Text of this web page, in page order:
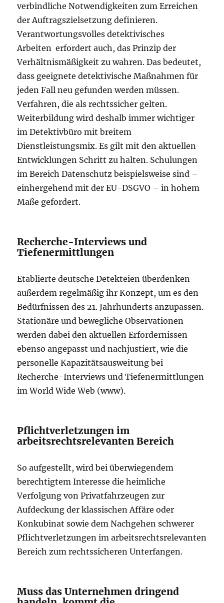
verbindliche Notwendigkeiten zum Erreichen
der Auftragszielsetzung definieren.
Verantwortungsvolles detektivisches
Arbeiten erfordert auch, das Prinzip der
Verhältnismäßigkeit zu wahren. Das bedeutet,
dass geeignete detektivische Maßnahmen für
jeden Fall neu gefunden werden müssen.
Verfahren, die als rechtssicher gelten.
Weiterbildung wird deshalb immer wichtiger
im Detektivbüro mit breitem
Dienstleistungsmix. Es gilt mit den aktuellen
Entwicklungen Schritt zu halten. Schulungen
im Bereich Datenschutz beispielsweise sind –
einhergehend mit der EU-DSGVO – in hohem
Maße gefordert.
Recherche-Interviews und
Tiefenermittlungen
Etablierte deutsche Detekteien überdenken
außerdem regelmäßig ihr Konzept, um es den
Bedürfnissen des 21. Jahrhunderts anzupassen.
Stationäre und bewegliche Observationen
werden dabei den aktuellen Erfordernissen
ebenso angepasst und nachjustiert, wie die
personelle Kapazitätsausweitung bei
Recherche-Interviews und Tiefenermittlungen
im World Wide Web (www).
Pflichtverletzungen im
arbeitsrechtsrelevanten Bereich
So aufgestellt, wird bei überwiegendem
berechtigtem Interesse die heimliche
Verfolgung von Privatfahrzeugen zur
Aufdeckung der klassischen Affäre oder
Konkubinat sowie dem Nachgehen schwerer
Pflichtverletzungen im arbeitsrechtsrelevanten
Bereich zum rechtssicheren Unterfangen.
Muss das Unternehmen dringend